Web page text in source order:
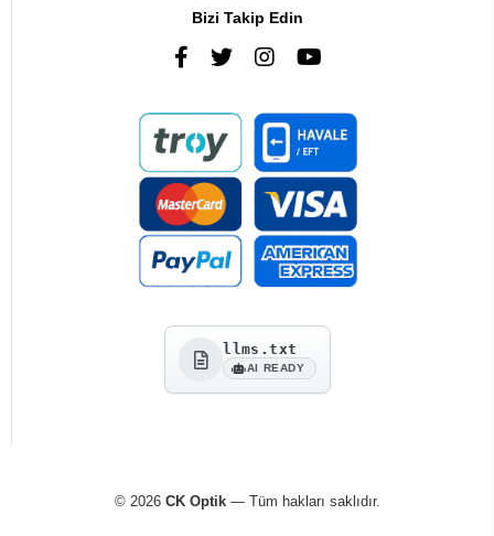
Bizi Takip Edin
llms.txt
AI READY
© 2026 CK Optik— Tüm hakları saklıdır.